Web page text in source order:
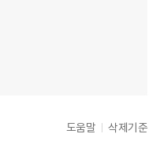
도움말 삭제기준